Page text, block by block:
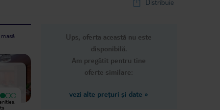
Distribuie
Ups, oferta această nu este
disponibilă.
Am pregătit pentru tine
oferte similare:
vezi alte prețuri și date »
Next slide
1/47